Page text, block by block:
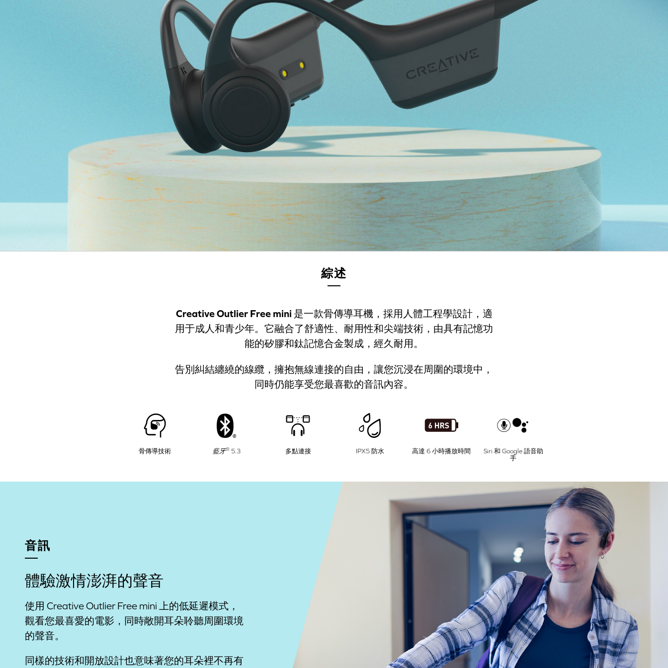
綜述
Creative Outlier Free mini 是一款骨傳導耳機，採用人體工程學設計，適
用于成人和青少年。它融合了舒適性、耐用性和尖端技術，由具有記憶功
能的矽膠和鈦記憶合金製成，經久耐用。
告別糾結纏繞的線纜，擁抱無線連接的自由，讓您沉浸在周圍的環境中，
同時仍能享受您最喜歡的音訊內容。
骨傳導技術 藍牙®5.3 多點連接 IPX5 防水 高達 6 小時播放時間
Siri 和 Google 語音助
手
音訊
體驗激情澎湃的聲音
使用 Creative Outlier Free mini 上的低延遲模式，
觀看您最喜愛的電影，同時敞開耳朵聆聽周圍環境
的聲音。
同樣的技術和開放設計也意味著您的耳朵裡不再有